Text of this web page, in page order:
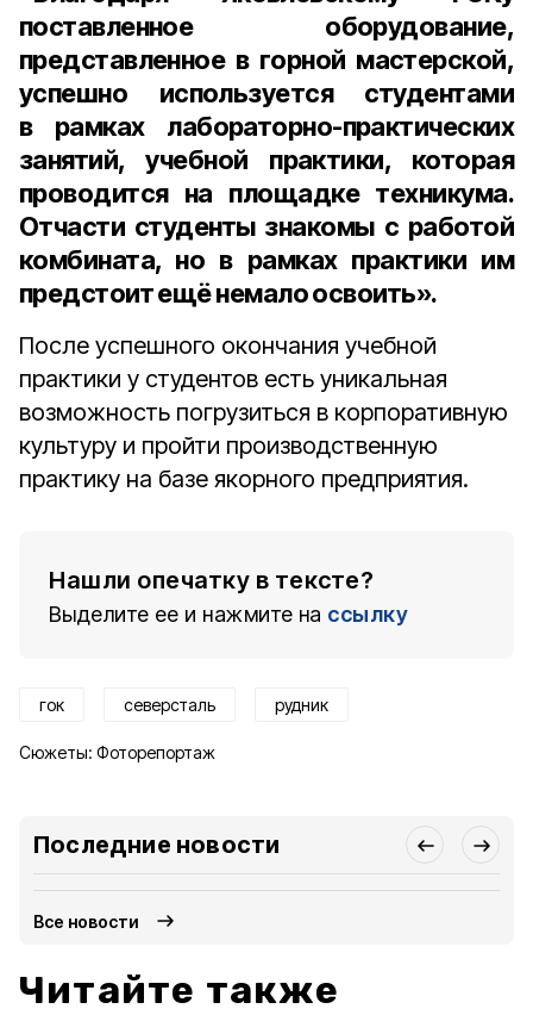
поставленное оборудование,
представленное в горной мастерской,
успешно используется студентами
в рамках лабораторно-практических
занятий, учебной практики, которая
проводится на площадке техникума.
Отчасти студенты знакомы с работой
комбината, но в рамках практики им
предстоит ещё немало освоить».
После успешного окончания учебной
практики у студентов есть уникальная
возможность погрузиться в корпоративную
культуру и пройти производственную
практику на базе якорного предприятия.
Нашли опечатку в тексте?
Выделите ее и нажмите на ссылку
гок северсталь рудник
Сюжеты: Фоторепортаж
Последние новости
Все новости
Читайте также